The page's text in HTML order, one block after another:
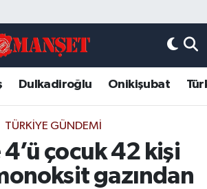
Dulkadiroğlu Onikişubat
TÜRKIYE GÜNDEMI
çocuk 42 kişi
gazından
Nöbetçi Eczaneler
Hava Durumu
Trafik Yoğunluk Haritası
Durumu ve Fikstür